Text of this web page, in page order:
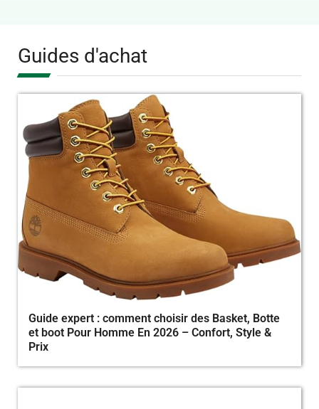
Guides d'achat
Guide expert : comment choisir des Basket, Botte
et boot Pour Homme En 2026 – Confort, Style &
Prix